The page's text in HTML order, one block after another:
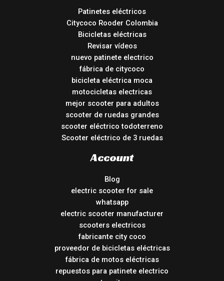
Patinetes eléctricos
Citycoco Rooder Colombia
Bicicletas eléctricas
Revisar vídeos
nuevo patinete electrico
fábrica de citycoco
bicicleta eléctrica moca
motocicletas electricas
mejor scooter para adultos
scooter de ruedas grandes
scooter eléctrico todoterreno
Scooter eléctrico de 3 ruedas
Account
Blog
electric scooter for sale
whatsapp
electric scooter manufacturer
scooters electricos
fabricante city coco
proveedor de bicicletas eléctricas
fábrica de motos eléctricas
repuestos para patinete electrico